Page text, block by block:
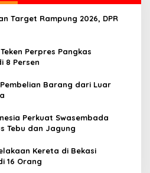
Target Rampung 2026, DPR
Perpres Pangkas
8 Persen
Barang dari Luar
Perkuat Swasembada
Tebu dan Jagung
Kereta di Bekasi
16 Orang